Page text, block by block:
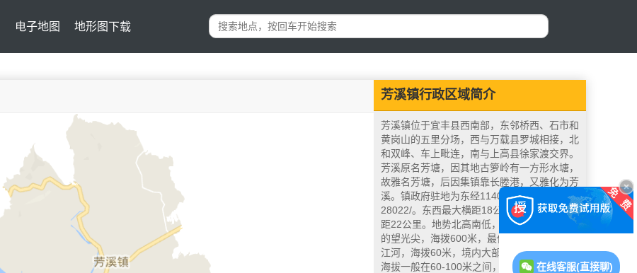
电子地图 地形图下载
芳溪镇行政区域简介
芳溪镇位于宜丰县西南部，东邻桥西、石市和
黄岗山的五里分场，西与万载县罗城相接，北
和双峰、车上毗连，南与上高县徐家渡交界。
芳溪原名芳塘，因其地古箩岭有一方形水塘，
故雅名芳塘，后因集镇靠长塍港，又雅化为芳
溪。镇政府驻地为东经114035/，北纬
28022/。东西最大横距18公里，南北最大纵
距22公里。地势北高南低，最高点为芭蕉村
的望光尖，海拨600米，最低点为禾埠村的锦
江河，海拨60米，境内大部分为丘陵，丘陵
海拔一般在60-100米之间，丘陵占全境总面在线客服(直接聊)